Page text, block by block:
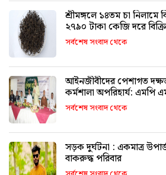
শ্রীমঙ্গলে ১৪তম চা নিলামে
২৭৯০ টাকা কেজি দরে বিক্রি
সর্বশেষ সংবাদ থেকে
আইনজীবীদের পেশাগত
কর্মশালা অপরিহার্য: এমপি
সর্বশেষ সংবাদ থেকে
সড়ক দুর্ঘটনা : একমাত্র
বাকরুদ্ধ পরিবার